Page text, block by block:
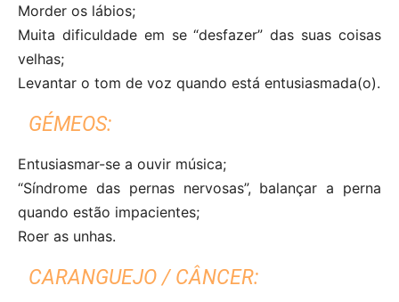
Morder os lábios;
Muita dificuldade em se “desfazer” das suas coisas
velhas;
Levantar o tom de voz quando está entusiasmada(o).
GÉMEOS:
Entusiasmar-se a ouvir música;
“Síndrome das pernas nervosas”, balançar a perna
quando estão impacientes;
Roer as unhas.
CARANGUEJO / CÂNCER: